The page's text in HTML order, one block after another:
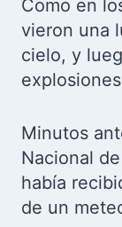
Como en
vieron una
cielo, y
Minutos
Nacional
había
de un